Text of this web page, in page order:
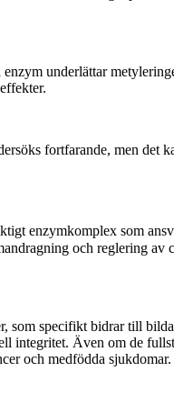
underlättar
fortfarande, men det
enzymkomplex som
och reglering av
specifikt bidrar till
integritet. Även om de
och medfödda sjukdomar.